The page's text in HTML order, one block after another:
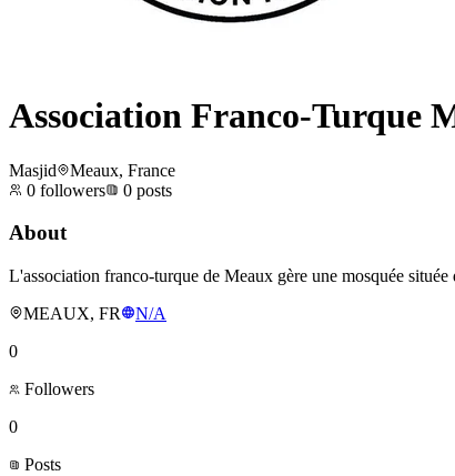
Association Franco-Turque
Masjid
Meaux, France
0 followers 0 posts
About
L'association franco-turque de Meaux gère une mosquée
MEAUX, FR
N/A
0
Followers
0
Posts